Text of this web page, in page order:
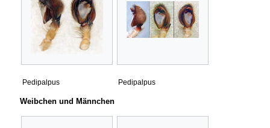
Pedipalpus Pedipalpus
Weibchen und Männchen